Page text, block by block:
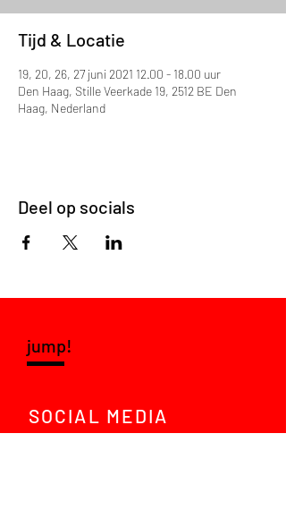
Tijd & Locatie
19, 20, 26, 27 juni 2021 12.00 - 18.00 uur
Den Haag, Stille Veerkade 19, 2512 BE Den
Haag, Nederland
Deel op socials
jump!
SOCIAL MEDIA